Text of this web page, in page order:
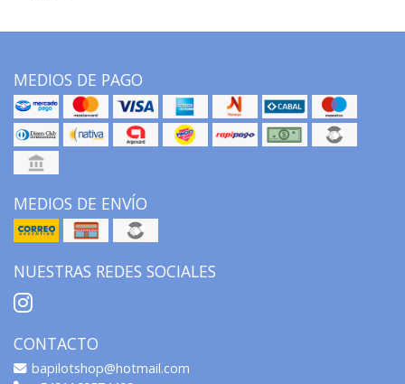
MEDIOS DE PAGO
MEDIOS DE ENVÍO
NUESTRAS REDES SOCIALES
CONTACTO
bapilotshop@hotmail.com